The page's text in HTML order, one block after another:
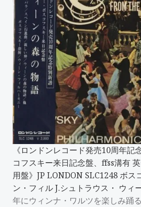
《ロンドンレコード発売10周年記
コフスキー来日記念盤、ffss溝有
用盤》JP LONDON SLC1248 ボス
ン・フィル J.シュトラウス・ ウィ
年にウィンナ・ワルツを楽しみ踊